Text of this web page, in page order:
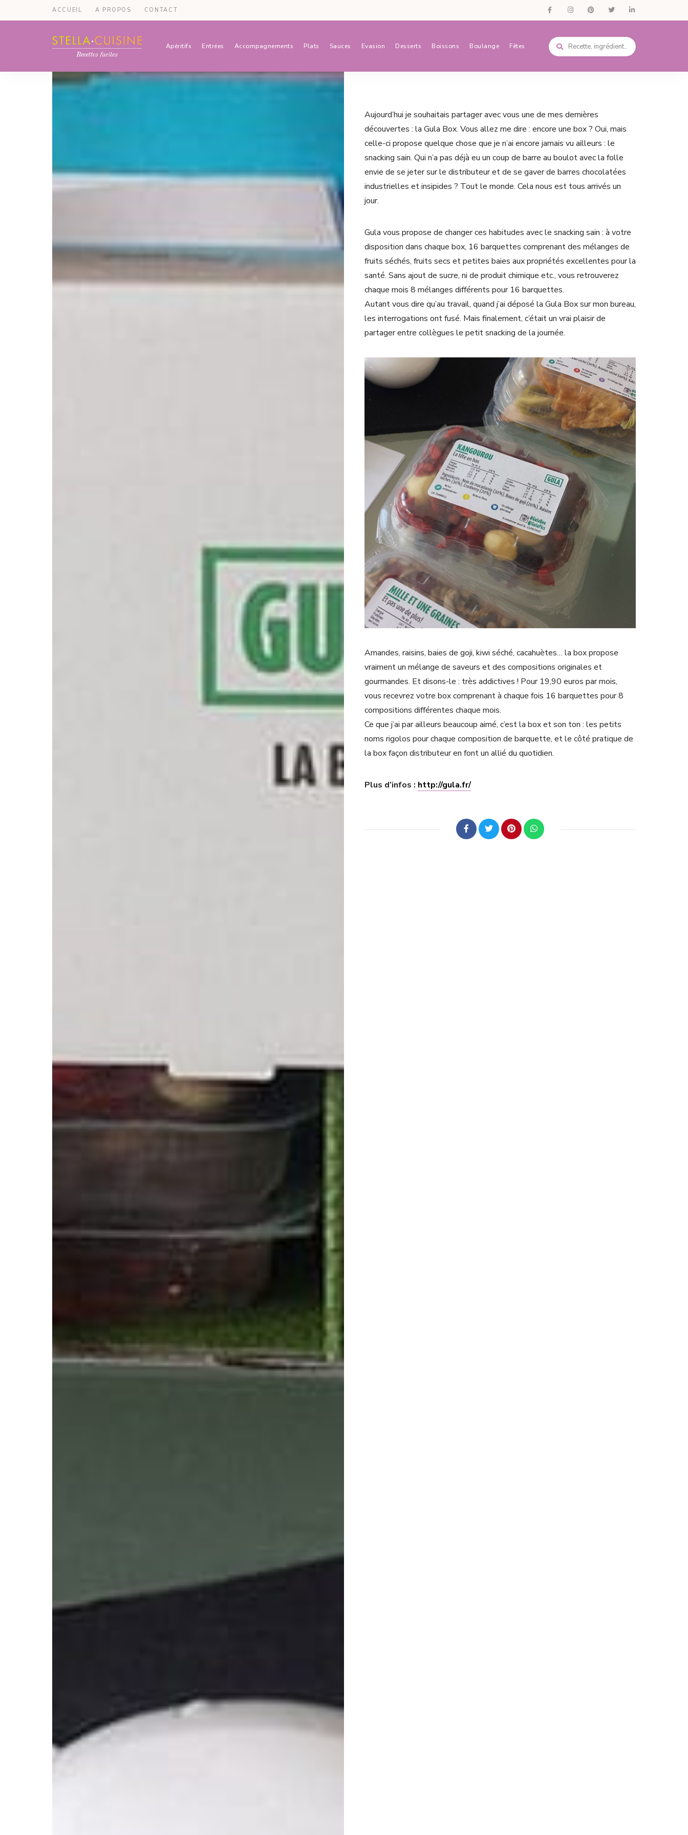
ACCUEIL A PROPOS CONTACT
Recettes
faciles,
!
Recettes
par
Stella
Cuisine
Apéritifs Entrées Accompagnements Plats Sauces Evasion Desserts Boissons Boulange Fêtes
Aujourd’hui je souhaitais partager avec vous une de mes dernières
découvertes : la Gula Box. Vous allez me dire : encore une box ? Oui, mais
celle-ci propose quelque chose que je n’ai encore jamais vu ailleurs : le
snacking sain. Qui n’a pas déjà eu un coup de barre au boulot avec la folle
envie de se jeter sur le distributeur et de se gaver de barres chocolatées
industrielles et insipides ? Tout le monde. Cela nous est tous arrivés un
jour.
Gula vous propose de changer ces habitudes avec le snacking sain : à votre
disposition dans chaque box, 16 barquettes comprenant des mélanges de
fruits séchés, fruits secs et petites baies aux propriétés excellentes pour la
santé. Sans ajout de sucre, ni de produit chimique etc., vous retrouverez
chaque mois 8 mélanges différents pour 16 barquettes.
Autant vous dire qu’au travail, quand j’ai déposé la Gula Box sur mon bureau,
les interrogations ont fusé. Mais finalement, c’était un vrai plaisir de
partager entre collègues le petit snacking de la journée.
Amandes, raisins, baies de goji, kiwi séché, cacahuètes… la box propose
vraiment un mélange de saveurs et des compositions originales et
gourmandes. Et disons-le : très addictives ! Pour 19,90 euros par mois,
vous recevrez votre box comprenant à chaque fois 16 barquettes pour 8
compositions différentes chaque mois.
Ce que j’ai par ailleurs beaucoup aimé, c’est la box et son ton : les petits
noms rigolos pour chaque composition de barquette, et le côté pratique de
la box façon distributeur en font un allié du quotidien.
Plus d’infos : http://gula.fr/